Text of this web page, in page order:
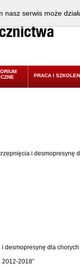
PRACA I
i desmopresynę
dla
2018”
serwis może